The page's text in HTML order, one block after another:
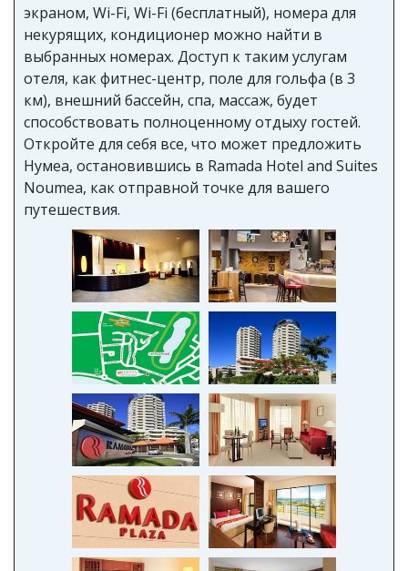
экраном, Wi-Fi, Wi-Fi (бесплатный), номера для
некурящих, кондиционер можно найти в
выбранных номерах. Доступ к таким услугам
отеля, как фитнес-центр, поле для гольфа (в 3
км), внешний бассейн, спа, массаж, будет
способствовать полноценному отдыху гостей.
Откройте для себя все, что может предложить
Нумеа, остановившись в Ramada Hotel and Suites
Noumea, как отправной точке для вашего
путешествия.